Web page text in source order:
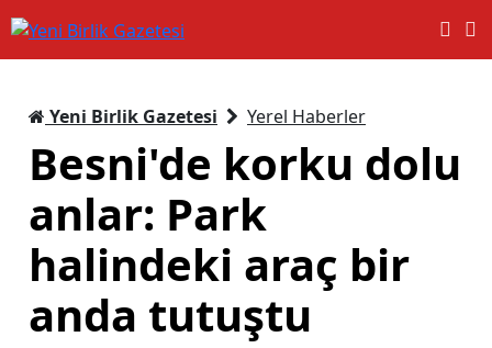
Yeni Birlik Gazetesi Yerel Haberler
Besni'de korku dolu
anlar: Park
halindeki araç bir
anda tutuştu